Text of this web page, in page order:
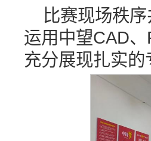
比赛现场秩
运用中望CAD
充分展现扎实